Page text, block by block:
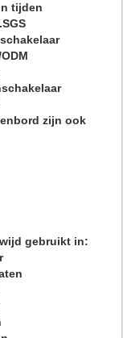
tijden
zijn ook
gebruikt in: